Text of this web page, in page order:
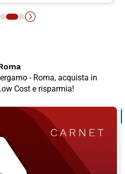
- Roma, acquista in
Cost e risparmia!